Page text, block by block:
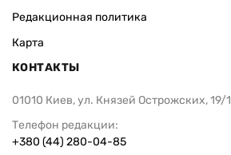
Редакционная политика
Карта
КОНТАКТЫ
01010 Киев, ул. Князей Острожских, 19/1
Телефон редакции:
+380 (44) 280-04-85